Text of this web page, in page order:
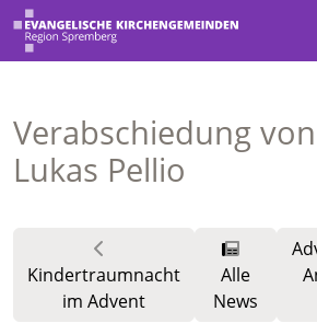
Verabschiedung
Lukas Pellio
Kindertraumnacht
im Advent
Alle
News